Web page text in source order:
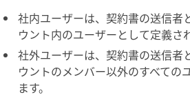
社内ユーザーは、契約書の送信者
ウント内のユーザーとして定義さ
社外ユーザーは、契約書の送信者
ウントのメンバー以外のすべての
ます。